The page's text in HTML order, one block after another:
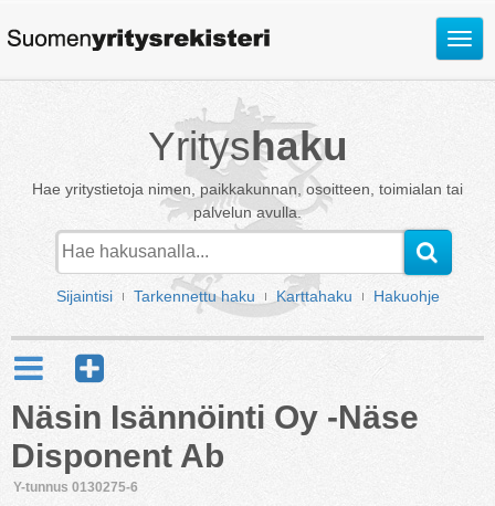
Avaa
Yrityshaku
Hae yritystietoja nimen, paikkakunnan, osoitteen, toimialan tai
palvelun avulla.
Sijaintisi Tarkennettu haku Karttahaku Hakuohje
Näsin Isännöinti Oy -Näse
Disponent Ab
Y-tunnus 0130275-6